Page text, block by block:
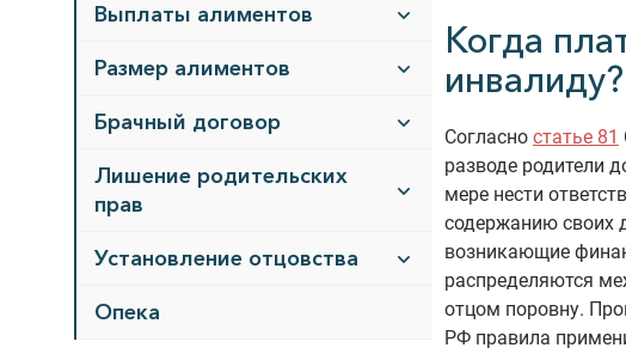
Выплаты алиментов
Размер алиментов
Брачный договор
Лишение родительских
прав
Установление отцовства
Опека
Когда
инвалиду?
Согласно статье 81
разводе родители
мере нести
содержанию своих
возникающие
распределяются
отцом поровну.
РФ правила